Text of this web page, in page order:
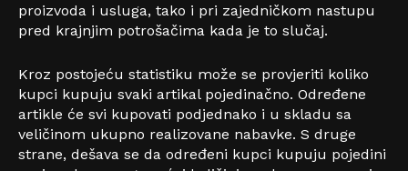
proizvoda i usluga, tako i pri zajedničkom nastupu
pred krajnjim potrošačima kada je to slučaj.
Kroz postojeću statistiku može se provjeriti koliko
kupci kupuju svaki artikal pojedinačno. Određene
artikle će svi kupovati podjednako i u skladu sa
veličinom ukupno realizovane nabavke. S druge
strane, dešava se da određeni kupci kupuju pojedini